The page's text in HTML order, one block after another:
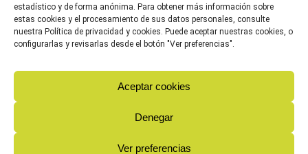
estadístico y de forma anónima. Para obtener más información sobre
estas cookies y el procesamiento de sus datos personales, consulte
nuestra Política de privacidad y cookies. Puede aceptar nuestras cookies, o
configurarlas y revisarlas desde el botón "Ver preferencias".
Aceptar cookies
Denegar
Ver preferencias